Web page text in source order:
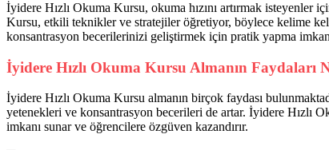
İyidere Hızlı Okuma Kursu, okuma hızını artırmak
Kursu, etkili teknikler ve stratejiler öğretiyor, böylece kelime
konsantrasyon becerilerinizi geliştirmek için pratik yapma
İyidere Hızlı Okuma Kursu Almanın Faydaları
İyidere Hızlı Okuma Kursu almanın birçok faydası
yetenekleri ve konsantrasyon becerileri de artar. İyidere Hızlı
imkanı sunar ve öğrencilere özgüven kazandırır.